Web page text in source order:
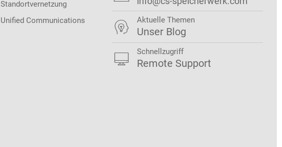
Standortvernetzung
Unified Communications
 Aktuelle Themen
Unser Blog
 Schnellzugriff
Remote Support